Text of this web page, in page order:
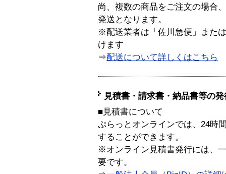
尚、複数の商品をご注文の場合
発送となります。
※配送業者は「佐川急便」また
けます
⇒配送について詳しくはこちら
見積書・請求書・納品書等の
■見積書について
ぷらっとオンラインでは、24時
することができます。
※オンライン見積書発行には、
要です。